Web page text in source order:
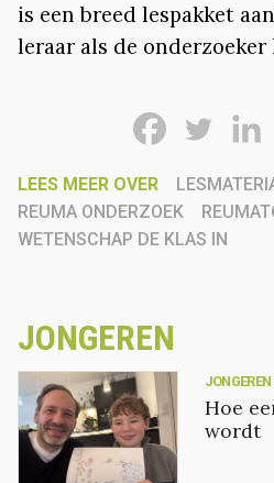
is een breed lespakket
leraar als de onderzoeker
LEES MEER OVER
REUMA ONDERZOEK
WETENSCHAP DE KLAS IN
JONGEREN
JONGEREN
Hoe
wordt